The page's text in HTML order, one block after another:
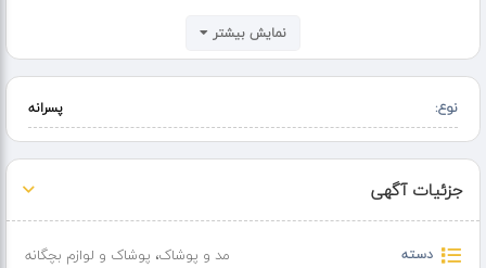
نمایش بیشتر
نوع: پسرانه
جزئیات آگهی
دسته مد و پوشاک، پوشاک و لوازم بچگانه